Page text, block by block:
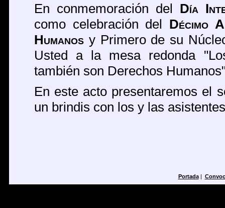
En conmemoración del Día
como celebración del Décimo
Humanos y Primero de su
Usted a la mesa redonda
también son Derechos
En este acto presentaremos el
un brindis con los y las
Portada|